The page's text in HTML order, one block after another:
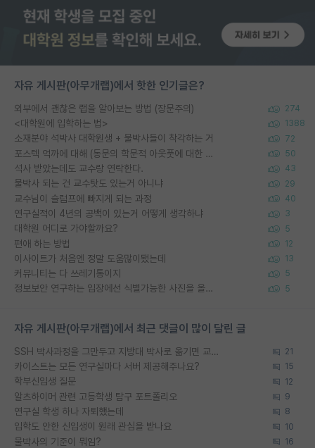
자유 게시판(아무개랩)에서 핫한 인기글은?
외부에서 괜찮은 랩을 알아보는 방법 (장문주의) 274
<대학원에 입학하는 법> 1388
소재분야 석박사 대학원생 + 물박사들이 착각하는 거 72
포스텍 억까에 대해 (동문의 학문적 아웃풋에 대한 반박) 50
석사 받았는데도 교수랑 연락한다. 43
물박사 되는 건 교수탓도 있는거 아니냐 29
교수님이 슬럼프에 빠지게 되는 과정 40
연구실적이 4년의 공백이 있는거 어떻게 생각하냐 3
대학원 어디로 가야할까요? 5
편애 하는 방법 12
이사이트가 처음엔 정말 도움많이됐는데 13
커뮤니티는 다 쓰레기통이지 5
정보보안 연구하는 입장에선 식별가능한 사진을 올리는건 비추이긴함 5
자유 게시판(아무개랩)에서 최근 댓글이 많이 달린 글
SSH 박사과정을 그만두고 지방대 박사로 옮기면 교수의 꿈은 끝일까요? 21
카이스트는 모든 연구실마다 서버 제공해주나요? 15
학부신입생 질문 12
알츠하이머 관련 고등학생 탐구 포트폴리오 9
연구실 학생 하나 자퇴했는데 8
입학도 안한 신입생이 원래 관심을 받나요 10
물박사의 기준이 뭐임? 16